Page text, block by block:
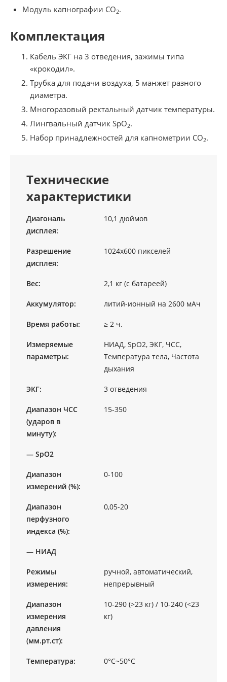
Модуль капнографии CO2.
Комплектация
Кабель ЭКГ на 3 отведения, зажимы типа
«крокодил».
Трубка для подачи воздуха, 5 манжет разного
диаметра.
Многоразовый ректальный датчик температуры.
Лингвальный датчик SpO2.
Набор принадлежностей для капнометрии CO2.
Технические
характеристики
Диагональ
дисплея:
10,1 дюймов
Разрешение
дисплея:
1024х600 пикселей
Вес: 2,1 кг (с батареей)
Аккумулятор: литий-ионный на 2600 мАч
Время работы: ≥ 2 ч.
Измеряемые
параметры:
НИАД, SpO2, ЭКГ, ЧСС,
Температура тела, Частота
дыхания
ЭКГ: 3 отведения
Диапазон ЧСС
(ударов в
минуту):
15-350
— SpO2
Диапазон
измерений (%):
0-100
Диапазон
перфузного
индекса (%):
0,05-20
— НИАД
Режимы
измерения:
ручной, автоматический,
непрерывный
Диапазон
измерения
давления
(мм.рт.ст):
10-290 (>23 кг) / 10-240 (<23
кг)
Температура: 0°C~50°C